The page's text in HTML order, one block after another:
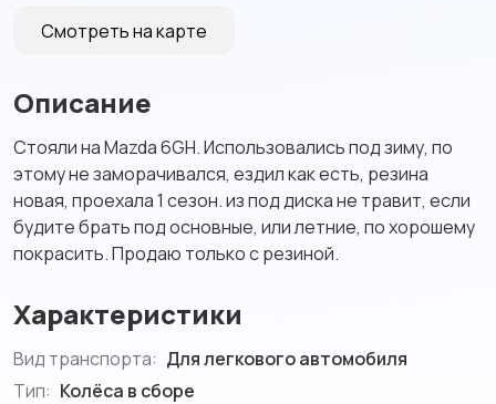
Смотреть на карте
Описание
Стояли на Mazda 6GH. Использовались под зиму, по
этому не заморачивался, ездил как есть, резина
новая, проехала 1 сезон. из под диска не травит, если
будите брать под основные, или летние, по хорошему
покрасить. Продаю только с резиной.
Характеристики
Вид транспорта: Для легкового автомобиля
Тип: Колёса в сборе